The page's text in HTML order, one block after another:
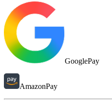
GooglePay
AmazonPay